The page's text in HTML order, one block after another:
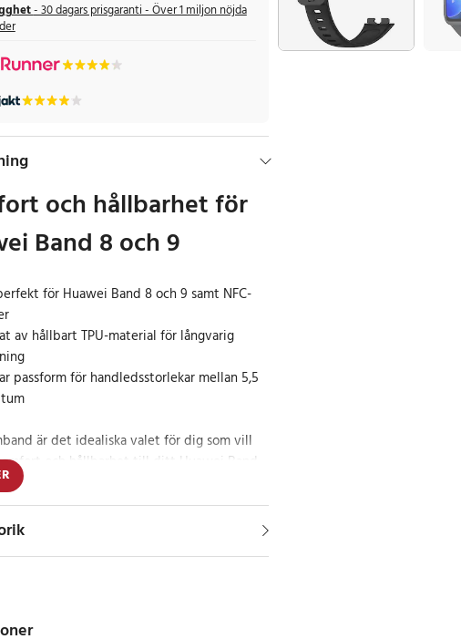
- 30 dagars prisgaranti - Över 1 miljon nöjda
och hållbarhet för
Band 8 och 9
för Huawei Band 8 och 9 samt NFC-
av hållbart TPU-material för långvarig
passform för handledsstorlekar mellan 5,5
är det idealiska valet för dig som vill
och hållbarhet till ditt Huawei Band
är tillverkat av högkvalitativt TPU-
ger en mjuk känsla mot huden och
extremt slitstarkt. Armbandet är också